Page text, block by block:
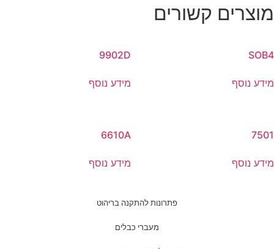
מוצרים קשורים
SOB4
מידע נוסף
9902D
מידע נוסף
7501
מידע נוסף
6610A
מידע נוסף
פתרונות להתקנה בריהוט
מעברי כבלים